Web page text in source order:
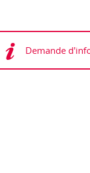
Demande